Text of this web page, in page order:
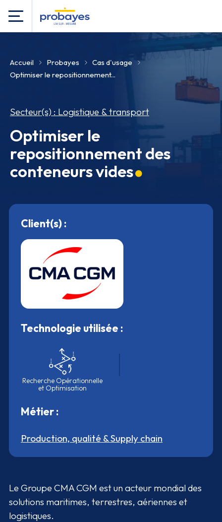
Accueil Probayes
Cas d'usage
Optimiser le repositionnement...
Secteur(s) : Logistique & transport
Optimiser le
repositionnement des
conteneurs vides
Client(s) :
Technologie utilisée :
Recherche Opérationnelle
et Optimisation
Métier :
Production, qualité & Supply chain
Le Groupe CMA CGM est un acteur mondial des
solutions maritimes, terrestres, aériennes et
logistiques.